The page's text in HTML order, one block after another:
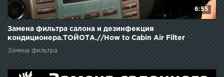
6:55
Замена фильтра салона и дезинфекция
кондиционера.ТОЙОТА.//How to Cabin Air Filter
Replacement.Toyota
Замена фильтра